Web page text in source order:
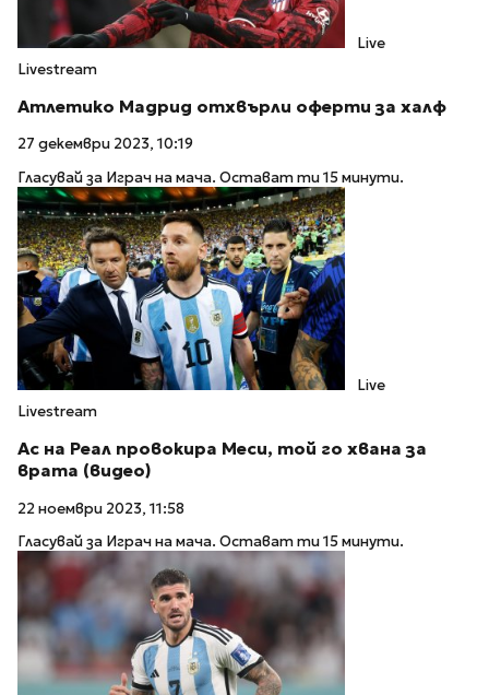
Live
Livestream
Атлетико Мадрид отхвърли оферти за халф
27 декември 2023, 10:19
Гласувай за Играч на мача. Остават ти 15 минути.
Live
Livestream
Ас на Реал провокира Меси, той го хвана за
врата (видео)
22 ноември 2023, 11:58
Гласувай за Играч на мача. Остават ти 15 минути.